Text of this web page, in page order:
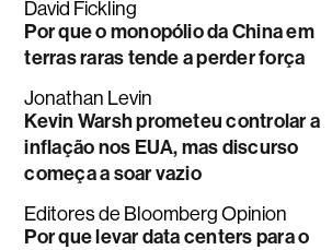
David Fickling
Por que o monopólio da China em
terras raras tende a perder força
Jonathan Levin
Kevin Warsh prometeu controlar a
inflação nos EUA, mas discurso
começa a soar vazio
Editores de Bloomberg Opinion
Por que levar data centers para o